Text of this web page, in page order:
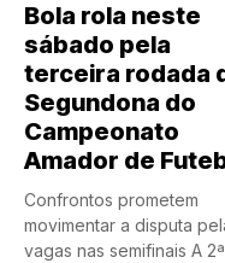
Bola rola neste
sábado pela
terceira rodada
Segundona do
Campeonato
Amador de
Confrontos prometem
movimentar a disputa
vagas nas semifinais A 2ª